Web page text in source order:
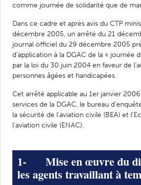
comme journée de solidarité que de
Dans ce cadre et après avis du CTP
décembre 2005, un arrêté du 21
journal officiel du 29 décembre 2005
d’application à la DGAC de la « journée
par la loi du 30 juin 2004 en faveur de
personnes âgées et handicapées.
Cet arrêté applicable au 1er janvier
services de la DGAC, le bureau
la sécurité de l’aviation civile (BEA) et
l’aviation civile (ENAC).
1- Mise en œuvre du
les agents travaillant à